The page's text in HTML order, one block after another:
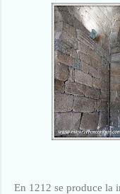
En 1212 se produce la